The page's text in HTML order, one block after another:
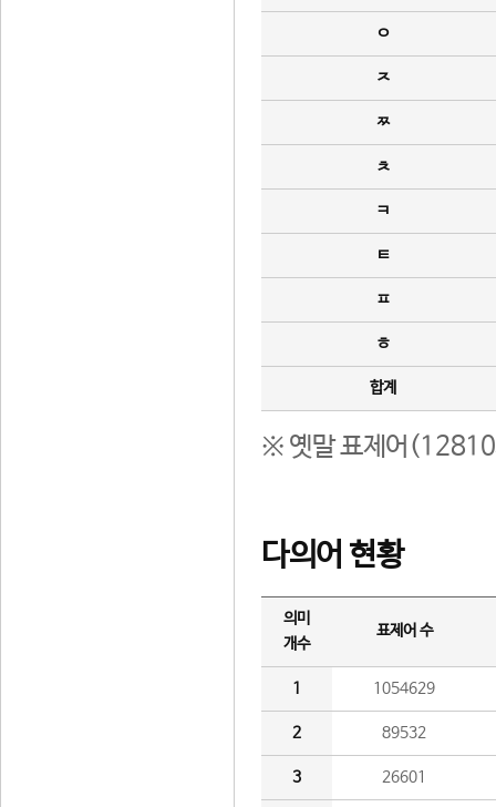
ㅇ
ㅈ
ㅉ
ㅊ
ㅋ
ㅌ
ㅍ
ㅎ
합계
※ 옛말 표제어(12810
다의어 현황
의미
개수
표제어 수
1 1054629
2 89532
3 26601